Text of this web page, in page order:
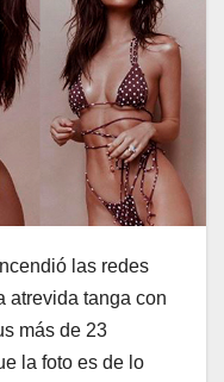
las redes
atrevida tanga con
más de 23
la foto es de lo